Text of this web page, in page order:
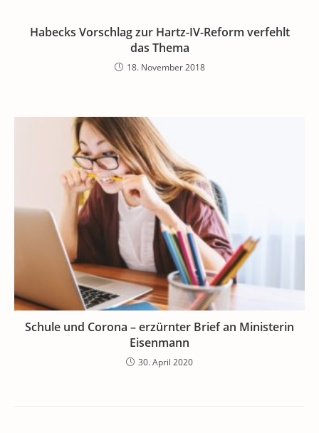
Habecks Vorschlag zur Hartz-IV-Reform verfehlt
das Thema
18. November 2018
Schule und Corona – erzürnter Brief an Ministerin
Eisenmann
30. April 2020